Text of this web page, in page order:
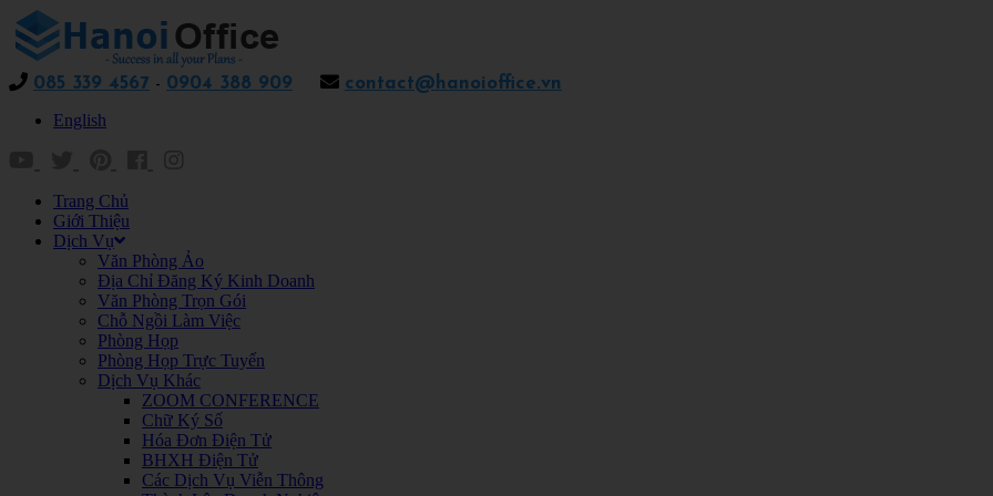
085 339 4567 - 0904 388 909
contact@hanoioffice.vn
English
Trang Chủ
Giới Thiệu
Dịch Vụ
Văn Phòng Ảo
Địa Chỉ Đăng Ký Kinh Doanh
Văn Phòng Trọn Gói
Chỗ Ngồi Làm Việc
Phòng Họp
Phòng Họp Trực Tuyến
Dịch Vụ Khác
ZOOM CONFERENCE
Chữ Ký Số
Hóa Đơn Điện Tử
BHXH Điện Tử
Các Dịch Vụ Viễn Thông